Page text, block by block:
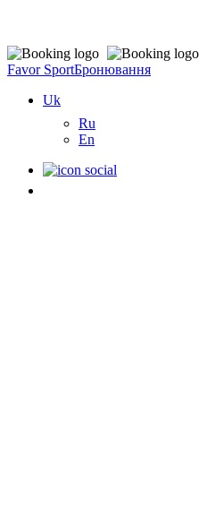
Favor SportБронювання
Uk
Ru
En